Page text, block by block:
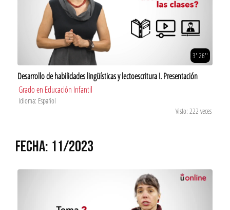
3' 26''
Desarrollo de habilidades lingüísticas y lectoescritura I. Presentación
Grado en Educación Infantil
Idioma: Español
Visto: 222 veces
FECHA: 11/2023